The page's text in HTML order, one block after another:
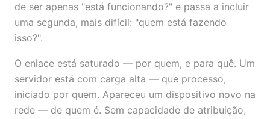
de ser apenas "está funcionando?" e passa a incluir
uma segunda, mais difícil: "quem está fazendo
isso?".
O enlace está saturado — por quem, e para quê. Um
servidor está com carga alta — que processo,
iniciado por quem. Apareceu um dispositivo novo na
rede — de quem é. Sem capacidade de atribuição,